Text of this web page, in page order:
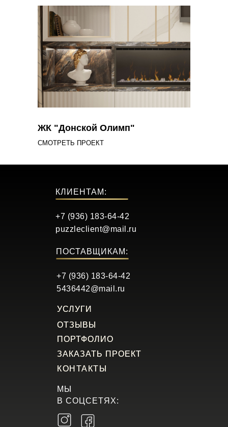
ЖК "Донской Олимп"
СМОТРЕТЬ ПРОЕКТ
КЛИЕНТАМ:
ПОСТАВЩИКАМ:
УСЛУГИ
ОТЗЫВЫ
ПОРТФОЛИО
ЗАКАЗАТЬ ПРОЕКТ
КОНТАКТЫ
МЫ
В СОЦСЕТЯХ:
+7 (936) 183-64-42
+7 (936) 183-64-42
puzzleclient@mail.ru
5436442@mail.ru
УСЛУГИ
ОТЗЫВЫ
ПОРТФОЛИО
КОНТАКТЫ
ЗАКАЗАТЬ ПРОЕКТ